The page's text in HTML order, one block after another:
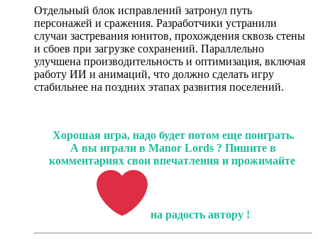
Отдельный блок исправлений затронул путь
персонажей и сражения. Разработчики устранили
случаи застревания юнитов, прохождения сквозь стены
и сбоев при загрузке сохранений. Параллельно
улучшена производительность и оптимизация, включая
работу ИИ и анимаций, что должно сделать игру
стабильнее на поздних этапах развития поселений.
Хорошая игра, надо будет потом еще поиграть.
А вы играли в Manor Lords ? Пишите в
комментариях свои впечатления и прожимайте
на радость автору !